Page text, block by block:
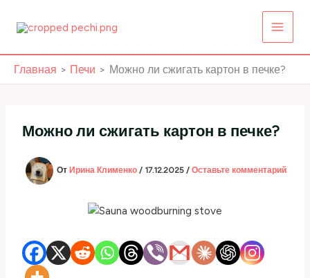
Главная Печи Можно ли сжигать картон в печке?
Можно ли сжигать картон в печке?
От Ирина Клименко/ 17.12.2025/Оставьте комментарий